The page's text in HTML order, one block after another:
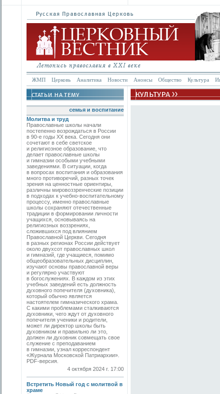
ЖМП Церковь Аналитика Новости Анонсы Общество Культура
семья и воспитание
Молитва и труд
Православные школы начали
постепенно возрождаться в России
в 90-е годы ХХ века. Сегодня они
сочетают в себе светское
и религиозное образование, что
делает православные школы
и гимназии особыми учебными
заведениями. В ситуации, когда
в вопросах воспитания и образования
много противоречий, разных точек
зрения на ценностные ориентиры,
различны мировоззренческие позиции
в подходах к учебно-­воспитательному
процессу, именно православные
школы сохраняют отечественные
традиции в формировании личности
учащихся, основываясь на
религиозных воззрениях,
сложившихся под влиянием
Православной Церкви. Сегодня
в разных регионах России действует
около двухсот православных школ
и гимназий, где учащиеся, помимо
общеобразовательных дисциплин,
изучают основы православной веры
и регулярно участвуют
в богослужениях. В каждом из этих
учебных заведений есть должность
духовного попечителя (духовника),
который обычно является
настоятелем гимназического храма.
С какими проблемами сталкиваются
духовники, чего ждут от духовного
попечителя ученики и родители,
может ли директор школы быть
духовником и правильно ли это,
должен ли духовник совмещать свое
служение с преподаванием
в гимназии, узнал корреспондент
«Журнала Московской Патриархии».
PDF-версия.
4 октября 2024 г. 17:00
Встретить Новый год с молитвой в
храме